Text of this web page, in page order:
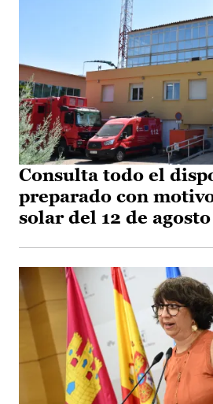
Consulta todo el
preparado con
solar del 12 de agosto